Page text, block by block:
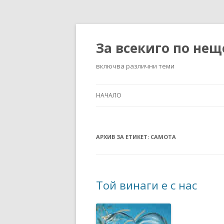
За всекиго по
включва различни теми
НАЧАЛО
АРХИВ ЗА ЕТИКЕТ: САМОТА
Той винаги е с нас